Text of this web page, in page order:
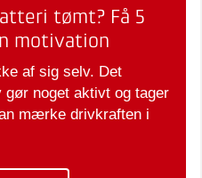
tømt? Få 5
motivation
af sig selv. Det
noget aktivt og tager
mærke drivkraften i